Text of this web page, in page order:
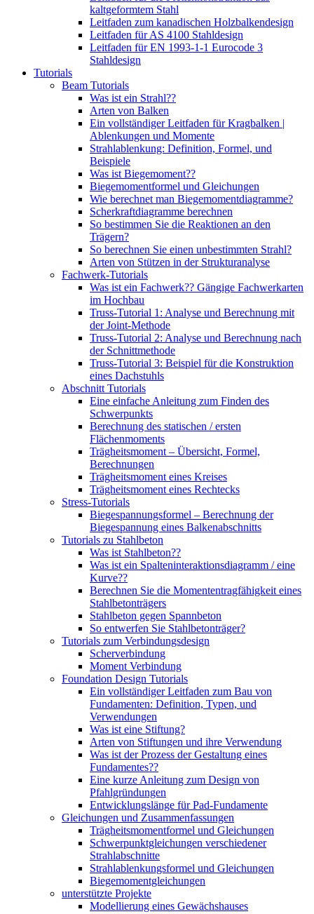
kaltgeformtem Stahl
Leitfaden zum kanadischen Holzbalkendesign
Leitfaden für AS 4100 Stahldesign
Leitfaden für EN 1993-1-1 Eurocode 3
Stahldesign
Tutorials
Beam Tutorials
Was ist ein Strahl??
Arten von Balken
Ein vollständiger Leitfaden für Kragbalken |
Ablenkungen und Momente
Strahlablenkung: Definition, Formel, und
Beispiele
Was ist Biegemoment??
Biegemomentformel und Gleichungen
Wie berechnet man Biegemomentdiagramme?
Scherkraftdiagramme berechnen
So bestimmen Sie die Reaktionen an den
Trägern?
So berechnen Sie einen unbestimmten Strahl?
Arten von Stützen in der Strukturanalyse
Fachwerk-Tutorials
Was ist ein Fachwerk?? Gängige Fachwerkarten
im Hochbau
Truss-Tutorial 1: Analyse und Berechnung mit
der Joint-Methode
Truss-Tutorial 2: Analyse und Berechnung nach
der Schnittmethode
Truss-Tutorial 3: Beispiel für die Konstruktion
eines Dachstuhls
Abschnitt Tutorials
Eine einfache Anleitung zum Finden des
Schwerpunkts
Berechnung des statischen / ersten
Flächenmoments
Trägheitsmoment – ​​Übersicht, Formel,
Berechnungen
Trägheitsmoment eines Kreises
Trägheitsmoment eines Rechtecks
Stress-Tutorials
Biegespannungsformel – Berechnung der
Biegespannung eines Balkenabschnitts
Tutorials zu Stahlbeton
Was ist Stahlbeton??
Was ist ein Spalteninteraktionsdiagramm / eine
Kurve??
Berechnen Sie die Momententragfähigkeit eines
Stahlbetonträgers
Stahlbeton gegen Spannbeton
So entwerfen Sie Stahlbetonträger?
Tutorials zum Verbindungsdesign
Scherverbindung
Moment Verbindung
Foundation Design Tutorials
Ein vollständiger Leitfaden zum Bau von
Fundamenten: Definition, Typen, und
Verwendungen
Was ist eine Stiftung?
Arten von Stiftungen und ihre Verwendung
Was ist der Prozess der Gestaltung eines
Fundamentes??
Eine kurze Anleitung zum Design von
Pfahlgründungen
Entwicklungslänge für Pad-Fundamente
Gleichungen und Zusammenfassungen
Trägheitsmomentformel und Gleichungen
Schwerpunktgleichungen verschiedener
Strahlabschnitte
Strahlablenkungsformel und Gleichungen
Biegemomentgleichungen
unterstützte Projekte
Modellierung eines Gewächshauses